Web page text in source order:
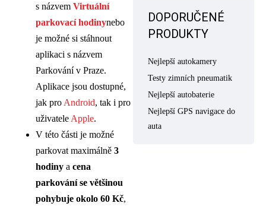
s názvem Virtuální
parkovací hodinynebo
je možné si stáhnout
aplikaci s názvem
Parkování v Praze.
Aplikace jsou dostupné,
jak pro Android, tak i pro
uživatele Apple.
V této části je možné
parkovat maximálně 3
hodiny a cena
parkování se většinou
pohybuje okolo 60 Kč,
DOPORUČENÉ
PRODUKTY
Nejlepší autokamery
Testy zimních pneumatik
Nejlepší autobaterie
Nejlepší GPS navigace do
auta